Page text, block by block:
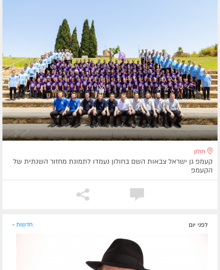
חולון
קעמפ גן ישראל צבאות השם בחולון נעמדו לתמונת מחזור השנתית של
הקעמפ
לפני יום חדשות »